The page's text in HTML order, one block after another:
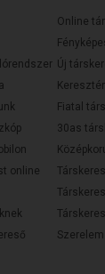
online
Online
Új
Fiatal
30as